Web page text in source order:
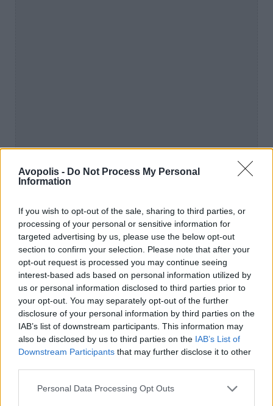
Avopolis - Do Not Process My Personal
Information
If you wish to opt-out of the sale, sharing to third parties, or
processing of your personal or sensitive information for
targeted advertising by us, please use the below opt-out
section to confirm your selection. Please note that after your
opt-out request is processed you may continue seeing
interest-based ads based on personal information utilized by
us or personal information disclosed to third parties prior to
your opt-out. You may separately opt-out of the further
disclosure of your personal information by third parties on the
IAB’s list of downstream participants. This information may
also be disclosed by us to third parties on the IAB’s List of
Downstream Participants that may further disclose it to other
Personal Data Processing Opt Outs